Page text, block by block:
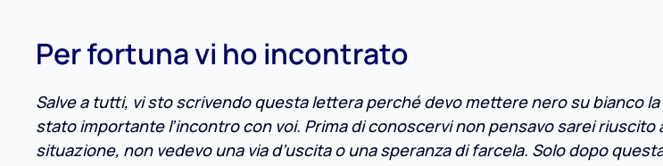
Per fortuna vi ho incontrato
Salve a tutti, vi sto scrivendo questa lettera perché devo mettere nero su bianco
stato importante l’incontro con voi. Prima di conoscervi non pensavo sarei riuscito
situazione, non vedevo una via d’uscita o una speranza di farcela. Solo dopo